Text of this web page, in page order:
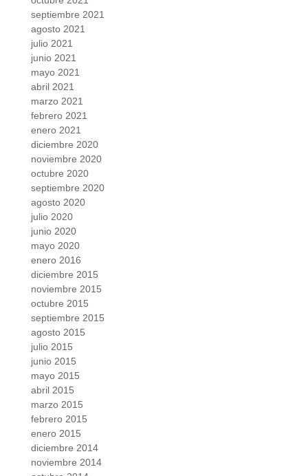
septiembre 2021
agosto 2021
julio 2021
junio 2021
mayo 2021
abril 2021
marzo 2021
febrero 2021
enero 2021
diciembre 2020
noviembre 2020
octubre 2020
septiembre 2020
agosto 2020
julio 2020
junio 2020
mayo 2020
enero 2016
diciembre 2015
noviembre 2015
octubre 2015
septiembre 2015
agosto 2015
julio 2015
junio 2015
mayo 2015
abril 2015
marzo 2015
febrero 2015
enero 2015
diciembre 2014
noviembre 2014